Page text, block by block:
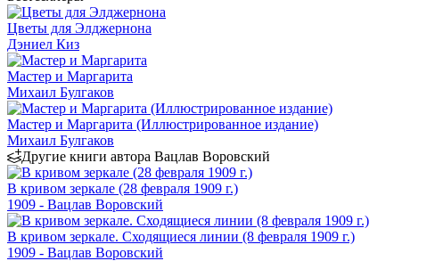
Цветы для Элджернона
Дэниел Киз
Мастер и Маргарита
Михаил Булгаков
Мастер и Маргарита (Иллюстрированное издание)
Михаил Булгаков
Другие книги автора Вацлав Воровский
В кривом зеркале (28 февраля 1909 г.)
1909 - Вацлав Воровский
В кривом зеркале. Сходящиеся линии (8 февраля 1909 г.)
1909 - Вацлав Воровский